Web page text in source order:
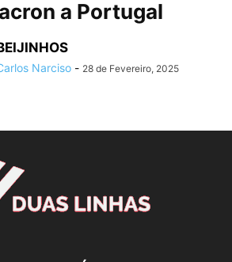
a Portugal
Narciso - 28 de Fevereiro, 2025